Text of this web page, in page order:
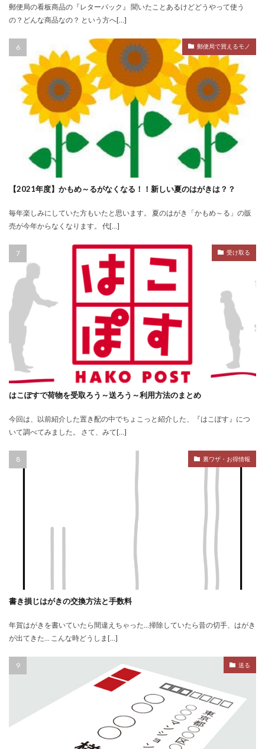
郵便局の看板商品の『レターパック』 聞いたことあるけどどうやって使う
の？どんな商品なの？ という方へ[…]
郵便局で買えるモノ
【2021年度】かもめ～るがなくなる！！新しい夏のはがきは？？
毎年楽しみにしていた方もいたと思います。 夏のはがき「かもめ～る」の販
売が今年からなくなります。 代[…]
受け取る
はこぽすで荷物を受取ろう～送ろう～利用方法のまとめ
今回は、以前紹介した置き配の中でちょこっと紹介した、『はこぽす』につ
いて調べてみました。 さて、みて[…]
裏ワザ・お得情報
書き損じはがきの交換方法と手数料
年賀はがきを書いていたら間違えちゃった…掃除していたら昔の切手、はがき
が出てきた… こんな時どうしま[…]
送る